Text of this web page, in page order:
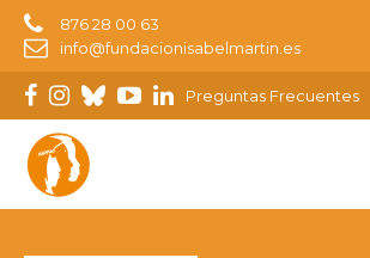
876 28 00 63
info@fundacionisabelmartin.es
Preguntas Frecuentes